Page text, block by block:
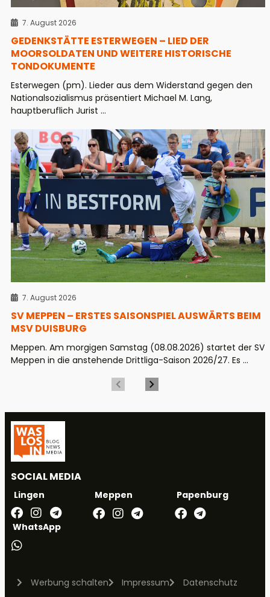
7. August 2026
GEDENKSTÄTTE ESTERWEGEN – LIED DER
MOORSOLDATEN UND WEITERE HISTORISCHE
TONDOKUMENTE
Esterwegen (pm). Lieder aus dem Widerstand gegen den
Nationalsozialismus präsentiert Michael M. Lang,
hauptberuflich Jurist ...
7. August 2026
SV MEPPEN – ERSTES SAISONSPIEL AUSWÄRTS BEIM
MSV DUISBURG
Meppen. Am morgigen Samstag (08.08.2026) startet der SV
Meppen in die anstehende Drittliga-Saison 2026/27. Es ...
SOCIAL MEDIA
Lingen Meppen Papenburg
WhatsApp
Werbung schalten Impressum
Datenschutz